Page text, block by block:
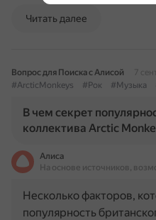
Читать далее
Вопрос для Поиска с Алисой
7
#ArcticMonkeys
#Рок #Музыка
В чем секрет
коллектива Arctic
Алиса
На основе источников,
Несколько факторов,
популярность